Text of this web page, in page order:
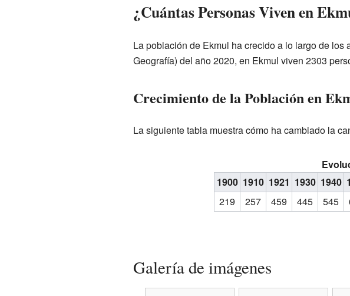
¿Cuántas Personas Viven en
La población de Ekmul ha crecido a lo largo de
Geografía) del año 2020, en Ekmul viven 2303
Crecimiento de la Población en
La siguiente tabla muestra cómo ha cambiado la
1900 1910 1921 1930 1940
219
257 459 445 545
Galería de imágenes